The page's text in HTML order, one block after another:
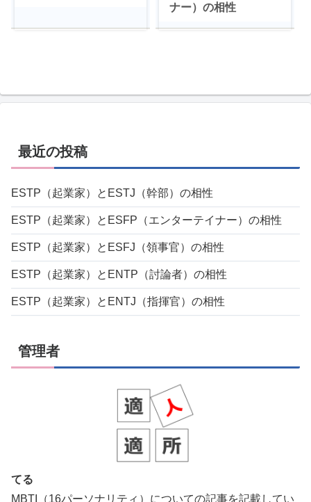
ナー）の相性
最近の投稿
ESTP（起業家）とESTJ（幹部）の相性
ESTP（起業家）とESFP（エンターテイナー）の相性
ESTP（起業家）とESFJ（領事官）の相性
ESTP（起業家）とENTP（討論者）の相性
ESTP（起業家）とENTJ（指揮官）の相性
管理者
てる
MBTI（16パーソナリティ）についての記事を記載してい